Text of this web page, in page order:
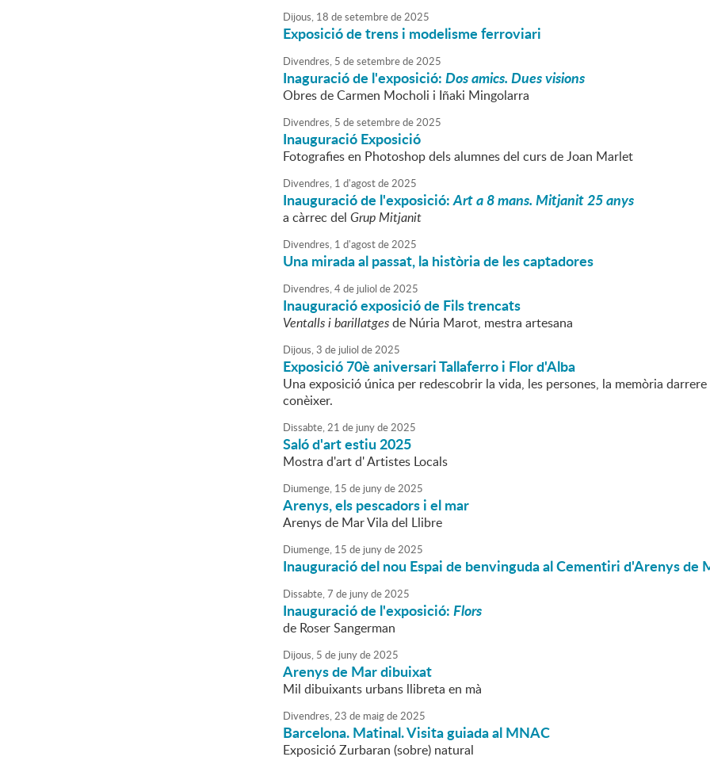
Dijous, 18 desetembrede2025
Exposició de trens i modelisme ferroviari
Divendres, 5 desetembrede2025
Inaguració de l'exposició:Dos amics. Dues visions
Obres de Carmen Mocholi i Iñaki Mingolarra
Divendres, 5 desetembrede2025
Inauguració Exposició
Fotografies en Photoshop dels alumnes del curs de Joan Marlet
Divendres, 1 d'agostde2025
Inauguració de l'exposició:Art a 8 mans. Mitjanit 25 anys
a càrrec del GrupMitjanit
Divendres, 1 d'agostde2025
Una mirada al passat, la història de les captadores
Divendres,4de juliol de2025
Inauguració exposició de Fils trencats
Ventalls i barillatgesde Núria Marot, mestra artesana
Dijous,3 de juliol de2025
Exposició 70è aniversari Tallaferro i Flor d'Alba
Una exposició única per redescobrir la vida, les persones, la memòria
conèixer.
Dissabte,21 de junyde2025
Saló d'art estiu 2025
Mostra d'art d' Artistes Locals
Diumenge, 15 de junyde2025
Arenys, els pescadors i el mar
Arenys de Mar Vila del Llibre
Diumenge, 15 de junyde2025
Inauguració del nou Espai de benvinguda al Cementiri d'Arenys de
Dissabte,7 de junyde2025
Inauguració de l'exposició:Flors
de Roser Sangerman
Dijous, 5 de junyde2025
Arenys de Mar dibuixat
Mil dibuixants urbans llibreta en mà
Divendres,23 de maigde2025
Barcelona. Matinal. Visita guiada al MNAC
Exposició Zurbaran (sobre) natural